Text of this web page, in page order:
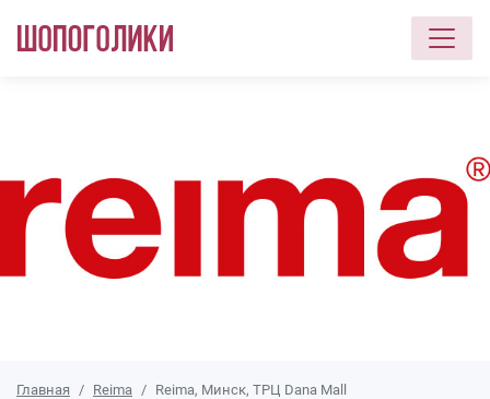
Главная Reima Reima, Минск, ТРЦ Dana Mall